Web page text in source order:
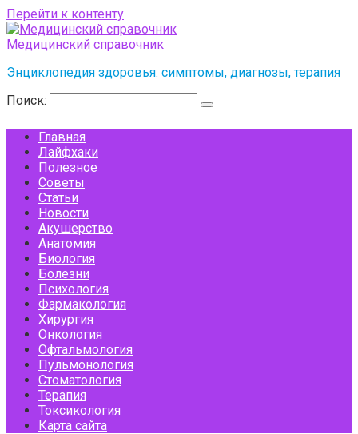
Перейти к контенту
Медицинский справочник
Энциклопедия здоровья: симптомы, диагнозы, терапия
Поиск:
Главная
Лайфхаки
Полезное
Советы
Статьи
Новости
Акушерство
Анатомия
Биология
Болезни
Психология
Фармакология
Хирургия
Онкология
Офтальмология
Пульмонология
Стоматология
Терапия
Токсикология
Карта сайта